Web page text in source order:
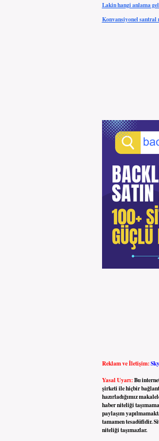
Lakin hangi anlama
Konvansiyonel santral
Reklam ve İletişim:
Yasal Uyarı:Bu
şirketi ile hiçbir
hazırladığımız
haber niteliği
paylaşım
tamamen tesadüfidir.
niteliği taşımazlar.